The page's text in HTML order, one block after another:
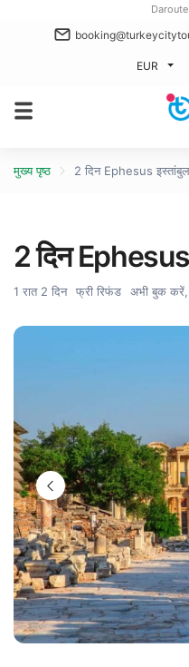
EUR
मुख्य पृष्ठ 2 दिन Ephesus
2 दिन
1 रात 2 दिन फ्री रिफंड अभी बुक करें,